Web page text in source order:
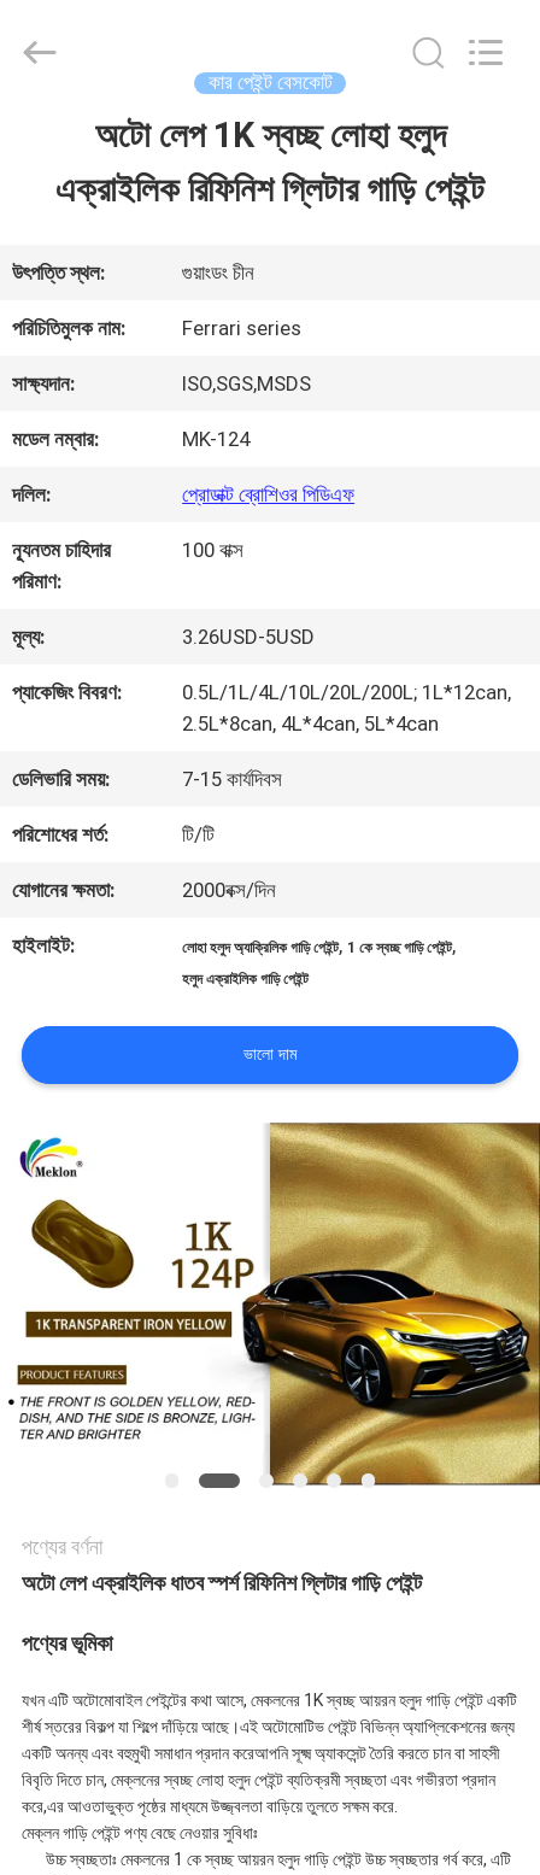
ভিডিও
আমাদের
সম্পর্কে
কারখানা
মান
আমাদের
সাথে
যোগাযোগ
খবর
উদ্ধৃতির
জন্য
আবেদন
সাইট
ম্যাপ
গোপনীয়তা
নীতি
Chemical
কার পেইন্ট বেসকোট
অটো লেপ 1K স্বচ্ছ লোহা হলুদ
এক্রাইলিক রিফিনিশ গ্লিটার গাড়ি পেইন্ট
উৎপত্তি স্থল: গুয়াংডং চীন
পরিচিতিমুলক নাম: Ferrari series
সাক্ষ্যদান: ISO,SGS,MSDS
মডেল নম্বার: MK-124
দলিল: প্রোডাক্ট ব্রোশিওর পিডিএফ
ন্যূনতম চাহিদার
পরিমাণ:
100 বাক্স
মূল্য: 3.26USD-5USD
প্যাকেজিং বিবরণ:
0.5L/1L/4L/10L/20L/200L; 1L*12can,
2.5L*8can, 4L*4can, 5L*4can
ডেলিভারি সময়: 7-15 কার্যদিবস
পরিশোধের শর্ত: টি/টি
যোগানের ক্ষমতা: 2000বক্স/দিন
হাইলাইট: লোহা হলুদ অ্যাক্রিলিক গাড়ি পেইন্ট, 1 কে স্বচ্ছ গাড়ি পেইন্ট,
হলুদ এক্রাইলিক গাড়ি পেইন্ট
ভালো দাম
পণ্যের বর্ণনা
অটো লেপ এক্রাইলিক ধাতব স্পর্শ রিফিনিশ গ্লিটার গাড়ি পেইন্ট
পণ্যের ভূমিকা
যখন এটি অটোমোবাইল পেইন্টের কথা আসে, মেকলনের 1K স্বচ্ছ আয়রন হলুদ গাড়ি পেইন্ট একটি
শীর্ষ স্তরের বিকল্প যা শিল্পে দাঁড়িয়ে আছে।এই অটোমোটিভ পেইন্ট বিভিন্ন অ্যাপ্লিকেশনের জন্য
একটি অনন্য এবং বহুমুখী সমাধান প্রদান করেআপনি সূক্ষ্ম অ্যাকসেন্ট তৈরি করতে চান বা সাহসী
বিবৃতি দিতে চান, মেক্লনের স্বচ্ছ লোহা হলুদ পেইন্ট ব্যতিক্রমী স্বচ্ছতা এবং গভীরতা প্রদান
করে,এর আওতাভুক্ত পৃষ্ঠের মাধ্যমে উজ্জ্বলতা বাড়িয়ে তুলতে সক্ষম করে.
মেক্লন গাড়ি পেইন্ট পণ্য বেছে নেওয়ার সুবিধাঃ
উচ্চ স্বচ্ছতাঃ মেকলনের 1 কে স্বচ্ছ আয়রন হলুদ গাড়ি পেইন্ট উচ্চ স্বচ্ছতার গর্ব করে, এটি